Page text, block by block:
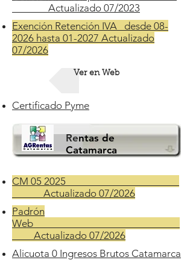
Actualizado 07/2023
Exención Retención IVA desde 08-
2026 hasta 01-2027 Actualizado
07/2026
Ver en Web
Certificado Pyme
Rentas de
Catamarca
CM 05 2025
Actualizado 07/2026
Padrón
Web___________________________
____Actualizado 07/2026
Alicuota 0 Ingresos Brutos Catamarca